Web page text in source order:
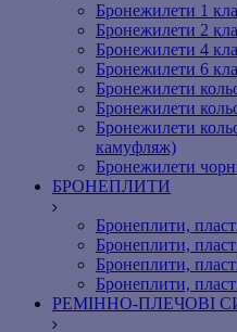
Бронежилети 1
Бронежилети 2
Бронежилети 4
Бронежилети 6
Бронежилети
Бронежилети
Бронежилети
камуфляж)
Бронежилети
БРОНЕПЛИТИ
Бронеплити,
Бронеплити,
Бронеплити,
Бронеплити,
РЕМІННО-ПЛЕЧОВІ